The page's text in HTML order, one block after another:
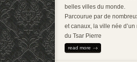
belles villes du monde.
Parcourue par de
et canaux, la ville née d’un
du Tsar Pierre
read more